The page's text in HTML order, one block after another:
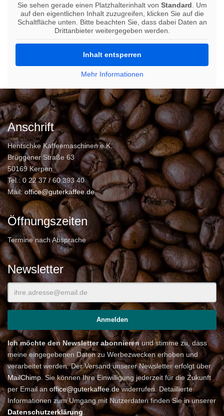
Sie sehen gerade einen Platzhalterinhalt von Standard . Um
auf den eigentlichen Inhalt zuzugreifen, klicken Sie auf die
Schaltfläche unten. Bitte beachten Sie, dass dabei Daten an
Drittanbieter weitergegeben werden.
Inhalt entsperren
Mehr Informationen
Anschrift
Hentschke Kaffeemaschinen e.K.
Brüggener Straße 63
50169 Kerpen
Tel.: 0 22 37 / 60 393 40
Mail: office@guterkaffee.de
Öffnungszeiten
Termine nach Absprache
Newsletter
Ich möchte den Newsletter abonnierenund stimme zu, dass
meine eingegebenen Daten zu Werbezwecken erhoben und
verarbeitet werden. Der Versand unserer Newsletter erfolgt über
MailChimp . Sie können Ihre Einwilligung jederzeit für die Zukunft
per Email anoffice@guterkaffee.dewiderrufen. Detaillierte
Informationen zum Umgang mit Nutzerdaten finden Sie in unserer
Datenschutzerklärung.